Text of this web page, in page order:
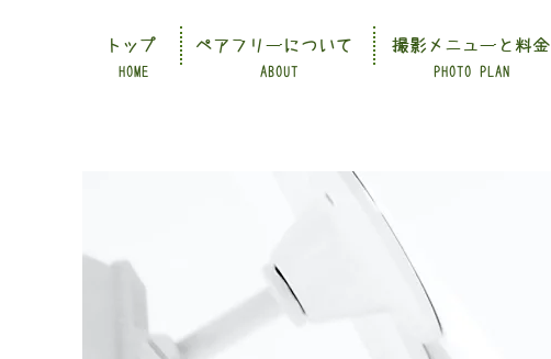
HOME ABOUT PHOTO PLAN
トップ ペアフリーについて 撮影メニューと料金